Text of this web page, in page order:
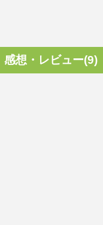
感想・レビュー(9)